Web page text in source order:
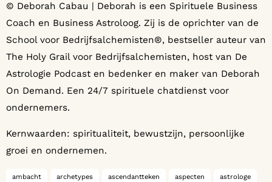
© Deborah Cabau | Deborah is een Spirituele Business
Coach en Business Astroloog. Zij is de oprichter van de
School voor Bedrijfsalchemisten®️, bestseller auteur van
The Holy Grail voor Bedrijfsalchemisten, host van De
Astrologie Podcast en bedenker en maker van Deborah
On Demand. Een 24/7 spirituele chatdienst voor
ondernemers.
Kernwaarden: spiritualiteit, bewustzijn, persoonlijke
groei en ondernemen.
ambacht archetypes ascendantteken aspecten astrologe